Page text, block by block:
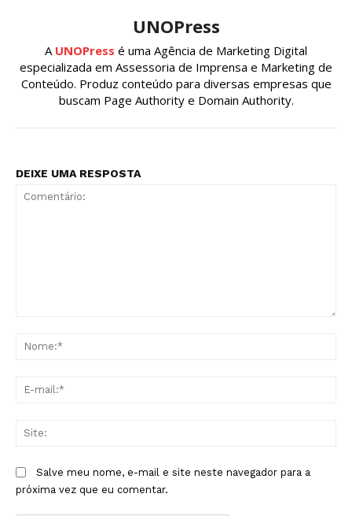
UNOPress
A UNOPress é uma Agência de Marketing Digital
especializada em Assessoria de Imprensa e Marketing de
Conteúdo. Produz conteúdo para diversas empresas que
buscam Page Authority e Domain Authority.
DEIXE UMA RESPOSTA
Salve meu nome, e-mail e site neste navegador para a
próxima vez que eu comentar.